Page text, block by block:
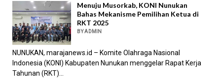
Menuju Musorkab, KONI Nunukan
Bahas Mekanisme Pemilihan Ketua di
RKT 2025
BY ADMIN
NUNUKAN, marajanews.id – Komite Olahraga Nasional
Indonesia (KONI) Kabupaten Nunukan menggelar Rapat Kerja
Tahunan (RKT)...